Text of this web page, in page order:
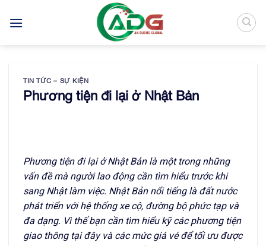
qua
TIN TỨC – SỰ KIỆN
Phương tiện đi lại ở Nhật Bản
Phương tiện đi lại ở Nhật Bản là một trong những
vấn đề mà người lao động cần tìm hiểu trước khi
sang Nhật làm việc. Nhật Bản nổi tiếng là đất nước
phát triển với hệ thống xe cộ, đường bộ phức tạp và
đa dạng. Vì thế bạn cần tìm hiểu kỹ các phương tiện
giao thông tại đây và các mức giá vé để tối ưu được